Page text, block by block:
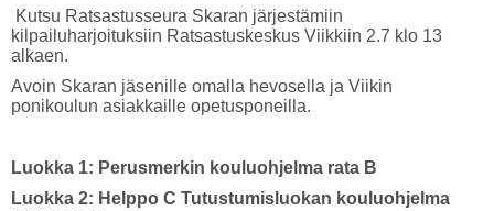
Kutsu Ratsastusseura Skaran järjestämiin
kilpailuharjoituksiin Ratsastuskeskus Viikkiin 2.7 klo 13
alkaen.
Avoin Skaran jäsenille omalla hevosella ja Viikin
ponikoulun asiakkaille opetusponeilla.
Luokka 1: Perusmerkin kouluohjelma rata B
Luokka 2: Helppo C Tutustumisluokan kouluohjelma